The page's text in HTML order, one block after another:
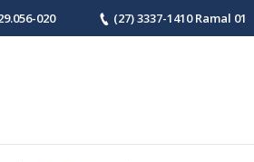
020 (27) 3337-1410 Ramal 01